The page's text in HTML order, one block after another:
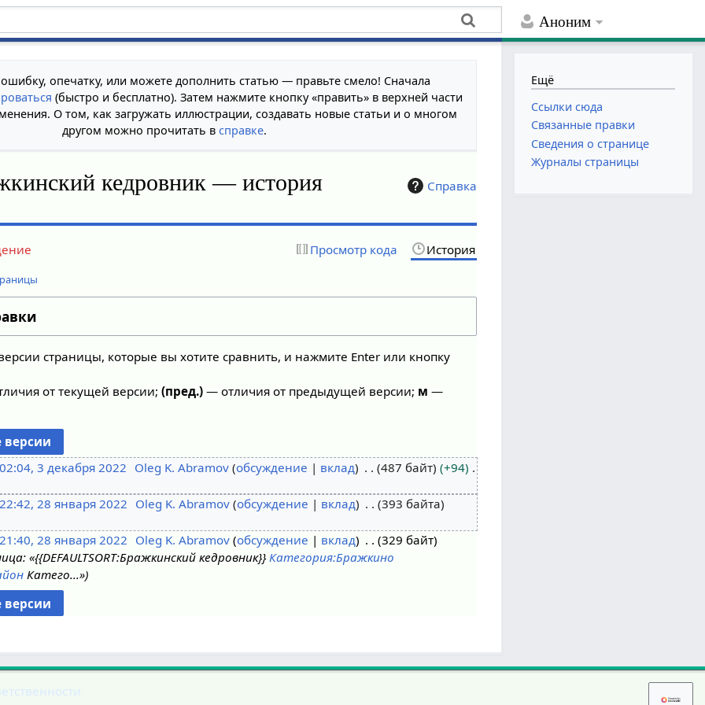
Аноним
опечатку, или можете дополнить статью — правьте смело! Сначала
(быстро и бесплатно). Затем нажмите кнопку «править» в верхней части
О том, как загружать иллюстрации, создавать новые статьи и о многом
другом можно прочитать в справке.
Справка
кедровник — история
Просмотр кода История
страницы, которые вы хотите сравнить, и нажмите Enter или кнопку
от текущей версии;(пред.) — отличия от предыдущей версии; м —
02:04, 3 декабря 2022 Oleg K. Abramov обсуждение вклад 487 байт +94
22:42, 28 января 2022 Oleg K. Abramov обсуждение вклад
393 байта
21:40, 28 января 2022 Oleg K. Abramov обсуждение вклад
329 байт
«{{DEFAULTSORT:Бражкинский кедровник}}Категория:Бражкино
Катего...»
Ещё
Ссылки сюда
Связанные правки
Сведения о странице
Журналы страницы